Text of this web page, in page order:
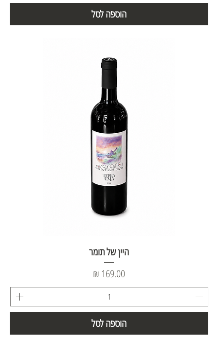
הוספה לסל
היין של תומר
מחיר
הוספה לסל